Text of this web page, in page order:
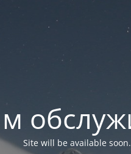
Site will be available